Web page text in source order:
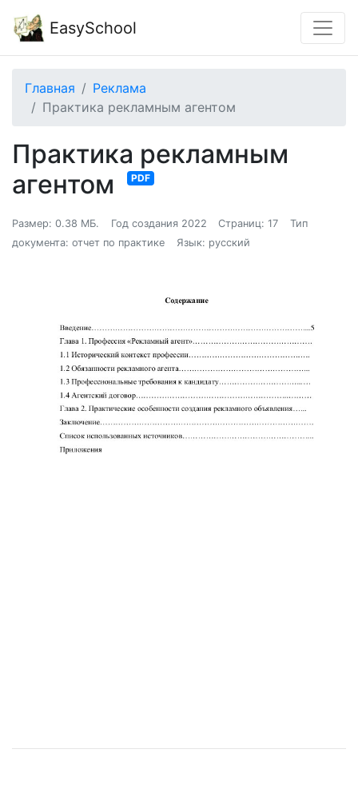
EasySchool
Главная
Реклама
Практика рекламным агентом
Практика рекламным
агентом
PDF
Размер: 0.38 МБ. Год создания 2022 Страниц: 17
Тип
документа: отчет по практике
Язык: русский